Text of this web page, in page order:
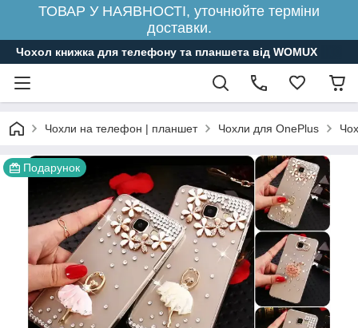
ТОВАР У НАЯВНОСТІ, уточнюйте терміни
доставки.
Чохол книжка для телефону та планшета від WOMUX
Чохли на телефон | планшет Чохли для OnePlus
Подарунок